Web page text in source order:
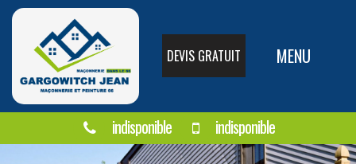
DEVIS GRATUIT MENU
indisponible indisponible